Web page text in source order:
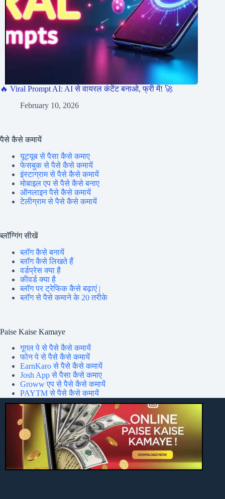
🔥 Viral Prompt AI: AI से वायरल कंटेंट बनाओ, फ्री में! 🚀
February 10, 2026
पैसे कैसे कमायें
यूट्यूब से पैसा कैसे कमाए
फेसबुक से पैसे कैसे कमायें
इंस्टाग्राम से पैसे कैसे कमायें
मोबाइल एप से पैसे कैसे बनाए
ऑनलाइन पैसे कैसे कमायें
टेलीग्राम से पैसे कैसे कमायें
ब्लॉग्गिंग सीखें
ब्लॉग कैसे बनायें
ब्लॉग कैसे लिखते हैं
वर्डप्रेस क्या है
कीवर्ड क्या है
ब्लॉग पर ट्रेफिक कैसे बढ़ाएं |
ब्लॉग से पैसे कमाने के 20 तरीके
Paise Kaise Kamaye
गूगल पे से पैसे कैसे कमायें
फोन पे से पैसे कैसे कमायें
EarnKaro से पैसे कैसे कमायें
Josh App से पैसा कैसे कमाए
Groww एप से पैसे कैसे कमायें
PAYTM से पैसे कैसे कमायें